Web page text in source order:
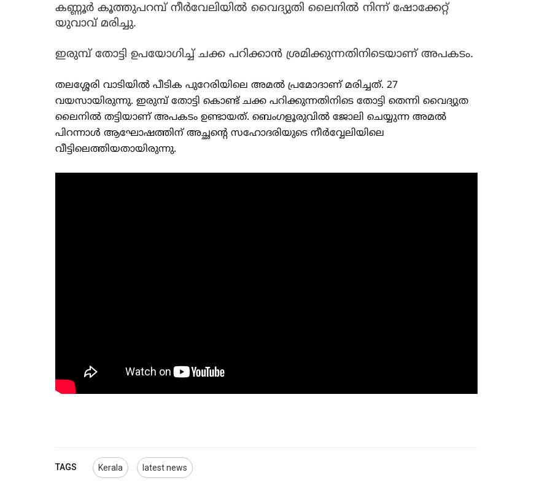
കണ്ണൂർ കൂത്തുപറമ്പ് നീർവേലിയിൽ വൈദ്യുതി ലൈനിൽ നിന്ന് ഷോക്കേറ്റ്
യുവാവ് മരിച്ചു.
ഇരുമ്പ് തോട്ടി ഉപയോഗിച്ച് ചക്ക പറിക്കാൻ ശ്രമിക്കുന്നതിനിടെയാണ് അപകടം.
തലശ്ശേരി വാടിയിൽ പീടിക പുറേരിയിലെ അമൽ പ്രമോദാണ് മരിച്ചത്. 27
വയസായിരുന്നു. ഇരുമ്പ് തോട്ടി കൊണ്ട് ചക്ക പറിക്കുന്നതിനിടെ തോട്ടി തെന്നി വൈദ്യുത
ലൈനിൽ തട്ടിയാണ് അപകടം ഉണ്ടായത്. ബെംഗളൂരുവിൽ ജോലി ചെയ്യുന്ന അമൽ
പിറന്നാൾ ആഘോഷത്തിന് അച്ഛന്റെ സഹോദരിയുടെ നീർവ്വേലിയിലെ
വീട്ടിലെത്തിയതായിരുന്നു.
TAGS Kerala latest news